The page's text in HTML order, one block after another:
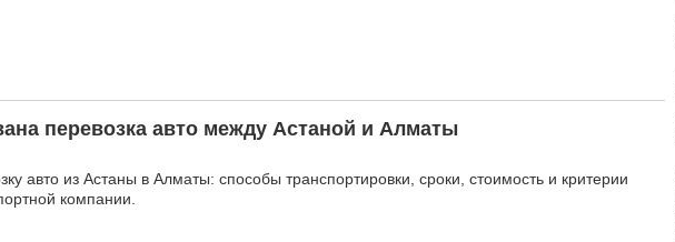
перевозка авто между Астаной и Алматы
авто из Астаны в Алматы: способы транспортировки, сроки, стоимость и критерии
компании.